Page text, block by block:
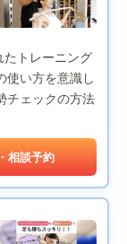
トレーニング
使い方を意識し
チェックの方法
相談予約